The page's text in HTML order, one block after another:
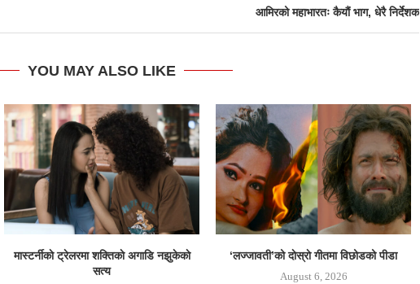
आमिरको महाभारतः कैयौं भाग, धेरै निर्देशक
YOU MAY ALSO LIKE
मास्टर्नीकाे ट्रेलरमा शक्तिकाे अगाडि नझुकेकाे
सत्य
‘लज्जावती’को दाेस्राे गीतमा विछोडको पीडा
August 6, 2026